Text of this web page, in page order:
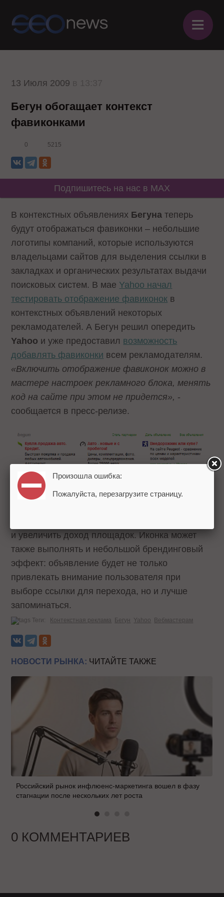
≡
13 Июля 2009
Бегун обогащает контекст
фавиконками
0 5215
Подпишитесь на нас в MAX
В контекстных объявлениях Бегуна теперь
будут отображаться фавиконки – небольшие
логотипы компаний, которые используются
владельцами сайтов для выделения ссылки в
закладках и органических результатах выдачи
поисковых систем. В мае Yahoo начал
тестировать отображение фавиконок в
контекстных объявлений некоторых
рекламодателей. А Бегун решил опередить
Yahoo и уже предоставил возможность
добавлять фавиконки всем рекламодателям.
«Включить отображение фавиконок можно в
мастере настроек рекламного блока, менять
код на сайте при этом не придется», -
сообщается в пресс-релизе.
Отображение фавиконок должно повысить
и увеличить доход площадок. Иконка может
также выполнять и небольшой брендинговый
эффект: объявление будет не только
привлекать внимание пользователя при
выборе ссылки для перехода, но и лучше
запоминаться.
Теги: Контекстная реклама Бегун Yahoo Вебмастерам
НОВОСТИ РЫНКА: ЧИТАЙТЕ ТАКЖЕ
Российский рынок инфлюенс-маркетинга вошел в фазу
стагнации после нескольких лет роста
0 КОММЕНТАРИЕВ
Произошла ошибка:
Пожалуйста, перезагрузите страницу.